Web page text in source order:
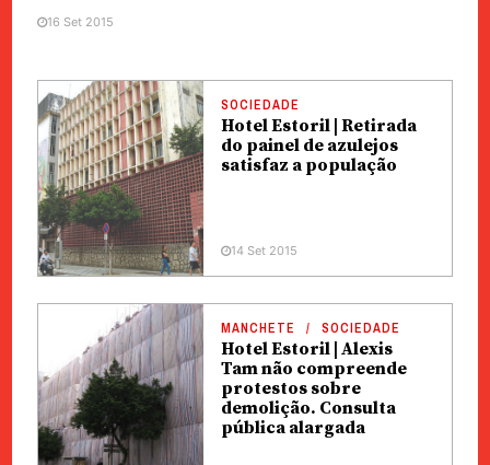
16 Set 2015
SOCIEDADE
Hotel Estoril | Retirada
do painel de azulejos
satisfaz a população
14 Set 2015
MANCHETE SOCIEDADE
Hotel Estoril | Alexis
Tam não compreende
protestos sobre
demolição. Consulta
pública alargada